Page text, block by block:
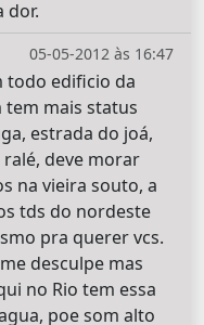
dor.
05-05-2012 às 16:47
todo edificio da
tem mais status
estrada do joá,
deve morar
na vieira souto, a
tds do nordeste
pra querer vcs.
desculpe mas
no Rio tem essa
poe som alto